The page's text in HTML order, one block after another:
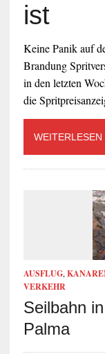
ist
Keine Panik auf
Brandung
in den letzten
die
WEITERLESEN
AUSFLUG,
VERKEHR
Seilbahn
Palma